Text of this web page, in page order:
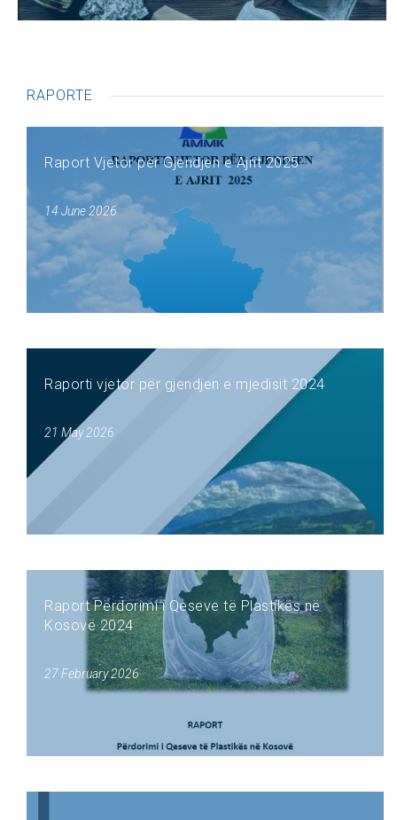
RAPORTE
Raport Vjetor për Gjendjen e Ajrit 2025
14 June 2026
Raporti vjetor për gjendjen e mjedisit 2024
21 May 2026
Raport Përdorimi i Qeseve të Plastikës në
Kosovë 2024
27 February 2026